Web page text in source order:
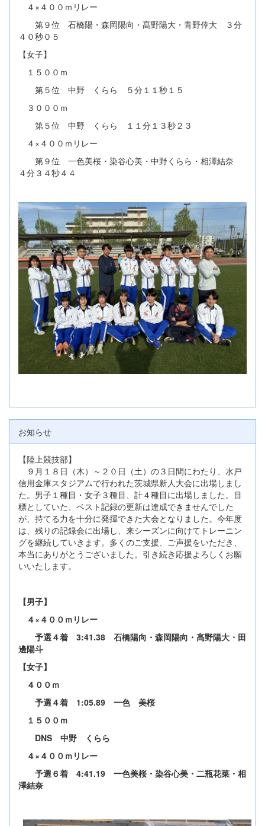
４×４００ｍリレー
第９位 石橋陽・森岡陽向・髙野陽大・青野倖大 ３分
４０秒０５
【女子】
１５００ｍ
第５位 中野 くらら ５分１１秒１５
３０００ｍ
第５位 中野 くらら １１分１３秒２３
４×４００ｍリレー
第９位 一色美桜・染谷心美・中野くらら・相澤結奈
４分３４秒４４
お知らせ
【陸上競技部】
９月１８日（木）～２０日（土）の３日間にわたり、水戸
信用金庫スタジアムで行われた茨城県新人大会に出場しまし
た。男子１種目・女子３種目、計４種目に出場しました。目
標としていた、ベスト記録の更新は達成できませんでした
が、持てる力を十分に発揮できた大会となりました。今年度
は、残りの記録会に出場し、来シーズンに向けてトレーニン
グを継続していきます。多くのご支援、ご声援をいただき、
本当にありがとうございました。引き続き応援よろしくお願
いいたします。
【男子】
４×４００ｍリレー
予選４着 3:41.38 石橋陽向・森岡陽向・髙野陽大・田
邊陽斗
【女子】
４００ｍ
予選４着 1:05.89 一色 美桜
１５００ｍ
DNS 中野 くらら
４×４００ｍリレー
予選６着 4:41.19 一色美桜・染谷心美・二瓶花菜・相
澤結奈